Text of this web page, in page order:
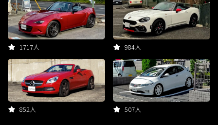
1717人 984人
852人 507人